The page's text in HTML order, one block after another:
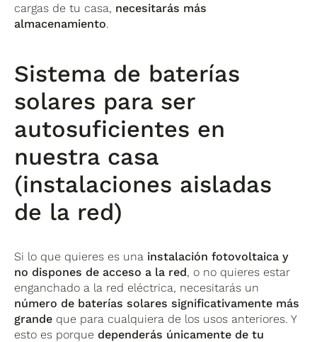
cargas de tu casa, necesitarás más
almacenamiento.
Sistema de baterías
solares para ser
autosuficientes en
nuestra casa
(instalaciones aisladas
de la red)
Si lo que quieres es una instalación fotovoltaica y
no dispones de acceso a la red, o no quieres estar
enganchado a la red eléctrica, necesitarás un
número de baterías solares significativamente más
grande que para cualquiera de los usos anteriores. Y
esto es porque dependerás únicamente de tu